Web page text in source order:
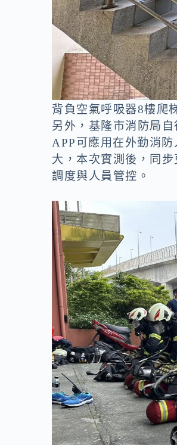
背負空氣呼吸器8樓爬
另外，基隆市消防局
APP可應用在外勤消
大，本次實測後，同
調度與人員管控。